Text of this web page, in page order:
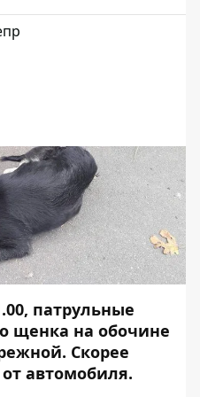
патрульные
щенка на обочине
Скорее
автомобиля.